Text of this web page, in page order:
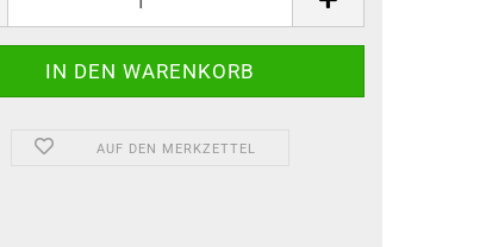
AUF DEN MERKZETTEL